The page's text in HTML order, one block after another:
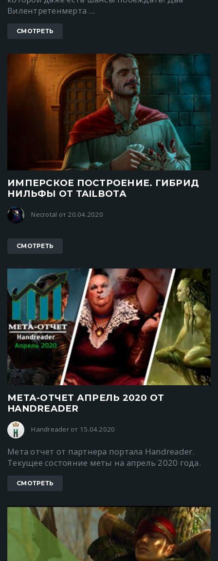
Вилентретенмерта ...
СМОТРЕТЬ
ИМПЕРСКОЕ ПОСТРОЕНИЕ. ГИБРИД
НИЛЬФЫ ОТ TAILBOTА
Necrotal от 20.04.2020
СМОТРЕТЬ
МЕТА-ОТЧЕТ АПРЕЛЬ 2020 ОТ
HANDREADER
Handreader от 15.04.2020
Мета отчет от партнера портала Handreader.
Текущее состояние меты на апрель 2020 года.
СМОТРЕТЬ